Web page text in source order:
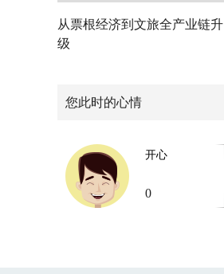
从票根经济到文旅全产业链升
级
您此时的心情
开心
0